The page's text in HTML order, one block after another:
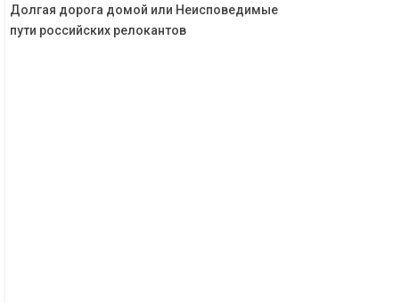
Долгая дорога домой или Неисповедимые
пути российских релокантов